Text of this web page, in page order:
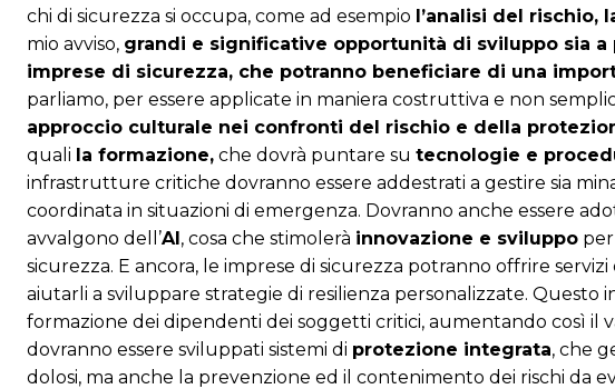
chi di sicurezza si occupa, come ad esempio l’analisi del rischio,
mio avviso, grandi e significative opportunità di sviluppo sia
imprese di sicurezza, che potranno beneficiare di una
parliamo, per essere applicate in maniera costruttiva e non
approccio culturale nei confronti del rischio e della
quali la formazione, che dovrà puntare su tecnologie e
infrastrutture critiche dovranno essere addestrati a gestire sia
coordinata in situazioni di emergenza. Dovranno anche essere
avvalgono dell’AI, cosa che stimolerà innovazione e sviluppo
sicurezza. E ancora, le imprese di sicurezza potranno offrire servizi
aiutarli a sviluppare strategie di resilienza personalizzate. Questo
formazione dei dipendenti dei soggetti critici, aumentando così il
dovranno essere sviluppati sistemi di protezione integrata, che
dolosi, ma anche la prevenzione ed il contenimento dei rischi da